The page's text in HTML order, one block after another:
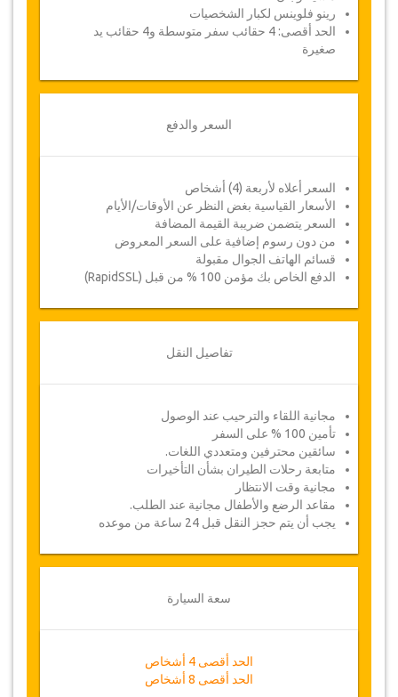
رينو فلوينس لكبار الشخصيات
الحد أقصى: 4 حقائب سفر متوسطة و4 حقائب يد
صغيرة
السعر والدفع
السعر أعلاه لأربعة (4) أشخاص
الأسعار القياسية بغض النظر عن الأوقات/الأيام
السعر يتضمن ضريبة القيمة المضافة
من دون رسوم إضافية على السعر المعروض
قسائم الهاتف الجوال مقبولة
الدفع الخاص بك مؤمن 100 % من قبل (RapidSSL)
تفاصيل النقل
مجانية اللقاء والترحيب عند الوصول
تأمين 100 % على السفر
سائقين محترفين ومتعددي اللغات.
متابعة رحلات الطيران بشأن التأخيرات
مجانية وقت الانتظار
مقاعد الرضع والأطفال مجانية عند الطلب.
يجب أن يتم حجز النقل قبل 24 ساعة من موعده
سعة السيارة
الحد أقصى 4 أشخاص
الحد أقصى 8 أشخاص